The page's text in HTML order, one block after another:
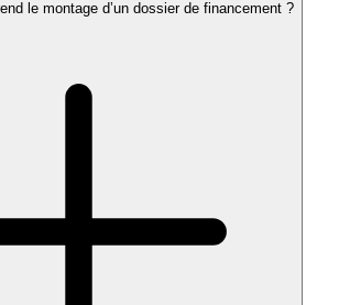
le montage d’un dossier de financement ?